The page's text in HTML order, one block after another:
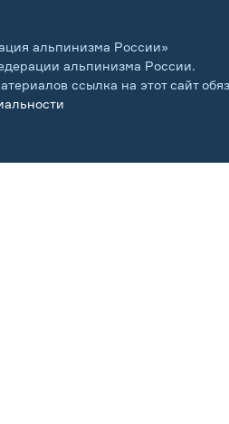
альпинизма России»
альпинизма России.
ссылка на этот сайт